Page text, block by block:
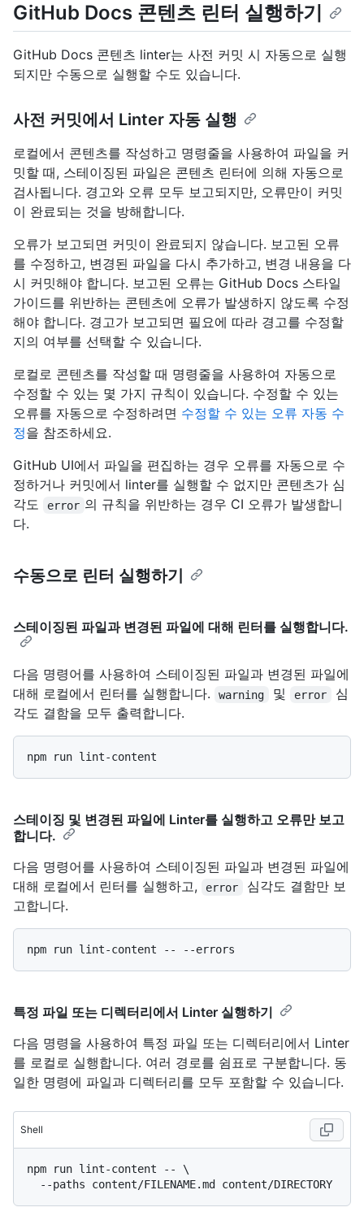
GitHub Docs 콘텐츠 린터 실행하기
GitHub Docs 콘텐츠 linter는 사전 커밋 시 자동으로 실행
되지만 수동으로 실행할 수도 있습니다.
사전 커밋에서 Linter 자동 실행
로컬에서 콘텐츠를 작성하고 명령줄을 사용하여 파일을 커
밋할 때, 스테이징된 파일은 콘텐츠 린터에 의해 자동으로
검사됩니다. 경고와 오류 모두 보고되지만, 오류만이 커밋
이 완료되는 것을 방해합니다.
오류가 보고되면 커밋이 완료되지 않습니다. 보고된 오류
를 수정하고, 변경된 파일을 다시 추가하고, 변경 내용을 다
시 커밋해야 합니다. 보고된 오류는 GitHub Docs 스타일
가이드를 위반하는 콘텐츠에 오류가 발생하지 않도록 수정
해야 합니다. 경고가 보고되면 필요에 따라 경고를 수정할
지의 여부를 선택할 수 있습니다.
로컬로 콘텐츠를 작성할 때 명령줄을 사용하여 자동으로
수정할 수 있는 몇 가지 규칙이 있습니다. 수정할 수 있는
오류를 자동으로 수정하려면 수정할 수 있는 오류 자동 수
정을 참조하세요.
GitHub UI에서 파일을 편집하는 경우 오류를 자동으로 수
정하거나 커밋에서 linter를 실행할 수 없지만 콘텐츠가 심
각도
error 의 규칙을 위반하는 경우 CI 오류가 발생합니
다.
수동으로 린터 실행하기
스테이징된 파일과 변경된 파일에 대해 린터를 실행합니다.
다음 명령어를 사용하여 스테이징된 파일과 변경된 파일에
대해 로컬에서 린터를 실행합니다.
warning 및 error
심
각도 결함을 모두 출력합니다.
스테이징 및 변경된 파일에 Linter를 실행하고 오류만 보고
합니다.
다음 명령어를 사용하여 스테이징된 파일과 변경된 파일에
대해 로컬에서 린터를 실행하고,
error
심각도 결함만 보
고합니다.
특정 파일 또는 디렉터리에서 Linter 실행하기
다음 명령을 사용하여 특정 파일 또는 디렉터리에서 Linter
를 로컬로 실행합니다. 여러 경로를 쉼표로 구분합니다. 동
일한 명령에 파일과 디렉터리를 모두 포함할 수 있습니다.
Shell
npm run lint-content -- \